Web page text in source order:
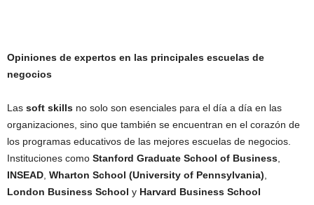
Opiniones de expertos en las principales escuelas de
negocios
Las soft skills no solo son esenciales para el día a día en las
organizaciones, sino que también se encuentran en el corazón de
los programas educativos de las mejores escuelas de negocios.
Instituciones como Stanford Graduate School of Business
INSEAD Wharton School (University of Pennsylvania)
London Business School y Harvard Business School